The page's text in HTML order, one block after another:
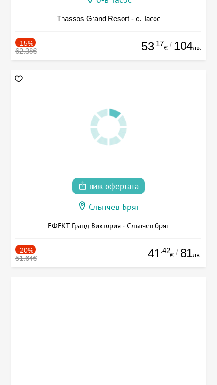
Thassos Grand Resort - о. Тасос
-15%
62.38€ 53.17
€ / 104лв.
виж офертата
Слънчев Бряг
ЕФЕКТ Гранд Виктория - Слънчев бряг
-20%
51.64€ 41.42
€ / 81лв.